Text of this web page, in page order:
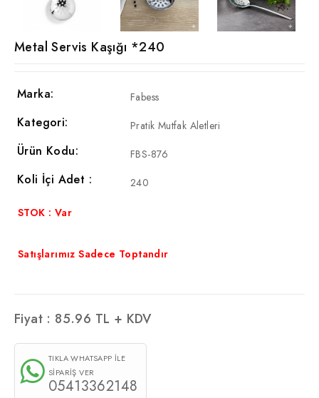
Metal Servis Kaşığı *240
Marka: Fabess
Kategori: Pratik Mutfak Aletleri
Ürün Kodu: FBS-876
Koli İçi Adet : 240
STOK : Var
Satışlarımız Sadece Toptandır
Fiyat : 85.96 TL + KDV
TIKLA WHATSAPP İLE
SİPARİŞ VER
05413362148